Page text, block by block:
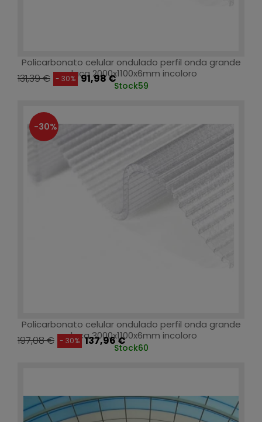
Policarbonato celular ondulado perfil onda grande
placa 2000x1100x6mm incoloro
131,39 € - 30% 91,98 €
Stock59
-30%
Policarbonato celular ondulado perfil onda grande
placa 3000x1100x6mm incoloro
197,08 € - 30% 137,96 €
Stock60